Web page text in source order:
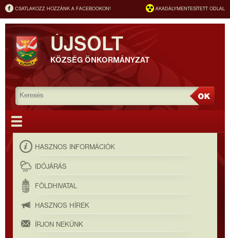
CSATLAKOZZ HOZZÁNK A FACEBOOKON! AKADÁLYMENTESÍTETT ODLAL
ÚJSOLT
KÖZSÉG ÖNKORMÁNYZAT
HASZNOS INFORMÁCIÓK
IDŐJÁRÁS
FÖLDHIVATAL
HASZNOS HÍREK
ÍRJON NEKÜNK